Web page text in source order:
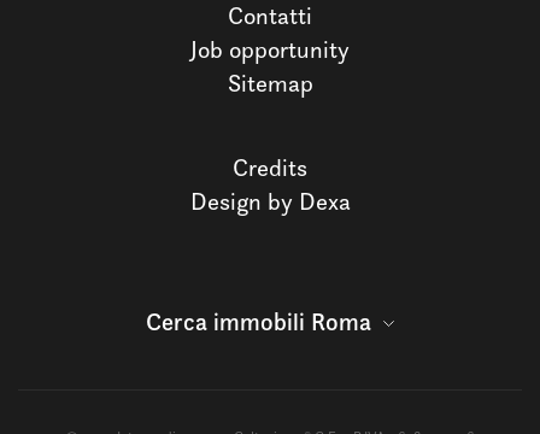
Contatti
Job opportunity
Sitemap
Credits
Design by Dexa
Cerca immobili Roma